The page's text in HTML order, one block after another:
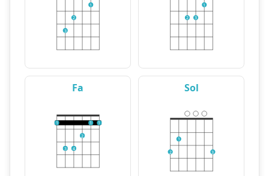
3
2
1
2 3
1
Fa
1
3 4
2
1 1
Sol
2
1
3